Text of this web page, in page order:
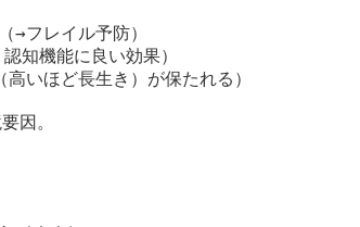
→フレイル予防）
知機能に良い効果）
いほど長生き）が保たれる）
因。